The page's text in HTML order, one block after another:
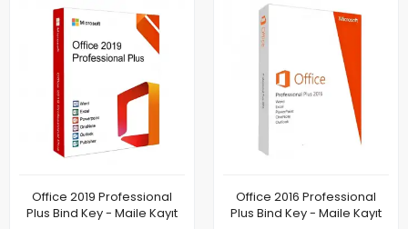
Office 2019 Professional
Plus Bind Key - Maile Kayıt
Office 2016 Professional
Plus Bind Key - Maile Kayıt